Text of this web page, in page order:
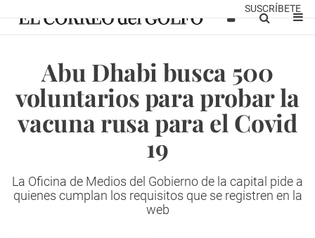
SUSCRÍBETE
Abu Dhabi busca 500
voluntarios para probar la
vacuna rusa para el Covid
19
La Oficina de Medios del Gobierno de la capital pide a
quienes cumplan los requisitos que se registren en la
web